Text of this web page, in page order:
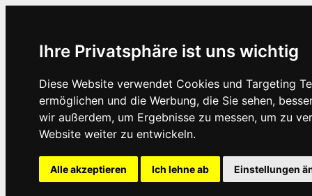
Ihre Privatsphäre ist uns wichtig
Diese Website verwendet Cookies und Targeting
ermöglichen und die Werbung, die Sie sehen,
wir außerdem, um Ergebnisse zu messen, um zu
Website weiter zu entwickeln.
Alle akzeptieren Ich lehne ab Einstellungen